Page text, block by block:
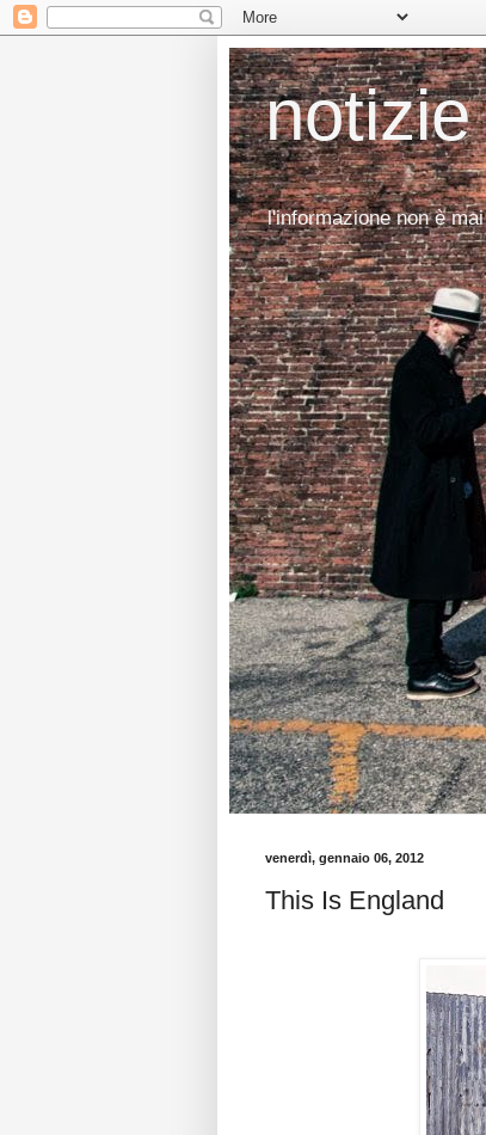
l'informazione non è
venerdì, gennaio 06, 2012
This Is England